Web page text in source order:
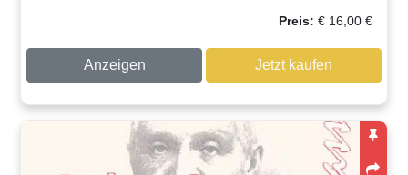
Preis: €16,00€
Anzeigen Jetzt kaufen